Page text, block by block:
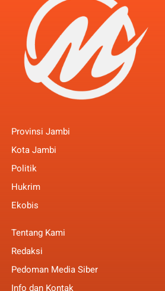
Provinsi Jambi
Kota Jambi
Politik
Hukrim
Ekobis
Tentang Kami
Redaksi
Pedoman Media Siber
Info dan Kontak